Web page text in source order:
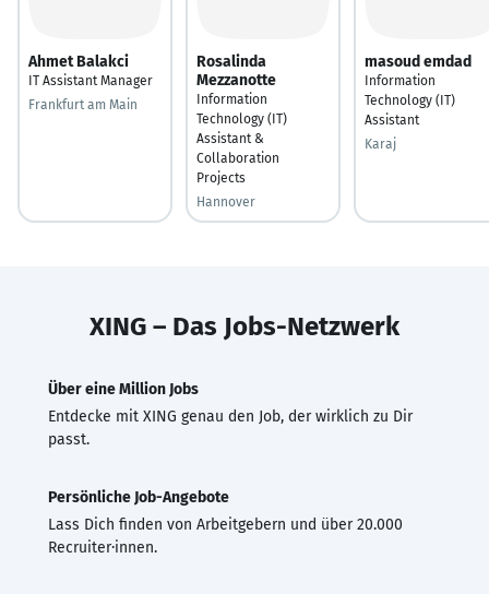
Ahmet Balakci
IT Assistant Manager
Frankfurt am Main
Rosalinda
Mezzanotte
Information
Technology (IT)
Assistant &
Collaboration
Projects
Hannover
masoud emdad
Information
Technology (IT)
Assistant
Karaj
XING – Das Jobs-Netzwerk
Über eine Million Jobs
Entdecke mit XING genau den Job, der wirklich zu Dir
passt.
Persönliche Job-Angebote
Lass Dich finden von Arbeitgebern und über 20.000
Recruiter·innen.